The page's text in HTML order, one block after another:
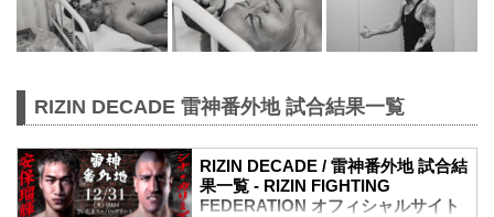
RIZIN DECADE 雷神番外地 試合結果一覧
RIZIN DECADE / 雷神番外地 試合結
果一覧 - RIZIN FIGHTING
FEDERATION オフィシャルサイト